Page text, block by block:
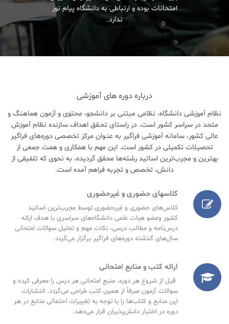
امتحانات بوده و ارتباطی به دانشگاه پیام نور
ندارد.
درباره دوره های آموزشی
نظام آموزشی دانشگاه، نظامی مبتنی بر دانشجو، محتوی و آزمون هماهنگ و
متحد در سراسر کشور است. در راستای تحـقق اهداف سازنده نظام آموزش
عالی کشور، سامانه آموزشی فراگیر به عنـوان مرکز تخصصی دوره‌های فراگیر
تحصیلات تکمیلی در کشور است. این مهم با همکاری و همت جمعی از
بهترین و مجرب‌ترین اساتید رشته‌ها محقق گردیده، به نحوی که تلفیقی از
دانش، تخصص و تجربه فراهم آمده است.
کلاسهای حضوری و غیرحضوری
کلاس‌های حضوری و غیرحضوری توسط مجرب‌ترین اساتید
کشور وعضو هیات علمی دانشگاه‌های سراسری با هدف ارائه
درس‌نامه‌ و مطالب درسی، نکات مهم و تحلیل سوالات امتحانی
سال‌های گذشته دوره‌های فراگیر برگزار می‌گردد.
ارائه کتب و منابع امتحانی
قبل از شروع هر دوره، منبع امتحانی هر درس را معرفی کرده و
سوالات آزمون صرفاً از همین کتب طراحی می‌گردد. انتشارات
این منابع و کتاب‌ها را با توجه به تغییرات احتمالی منابع در هر
دوره در اختیار دانش‌پذیران قرار می‌دهد.